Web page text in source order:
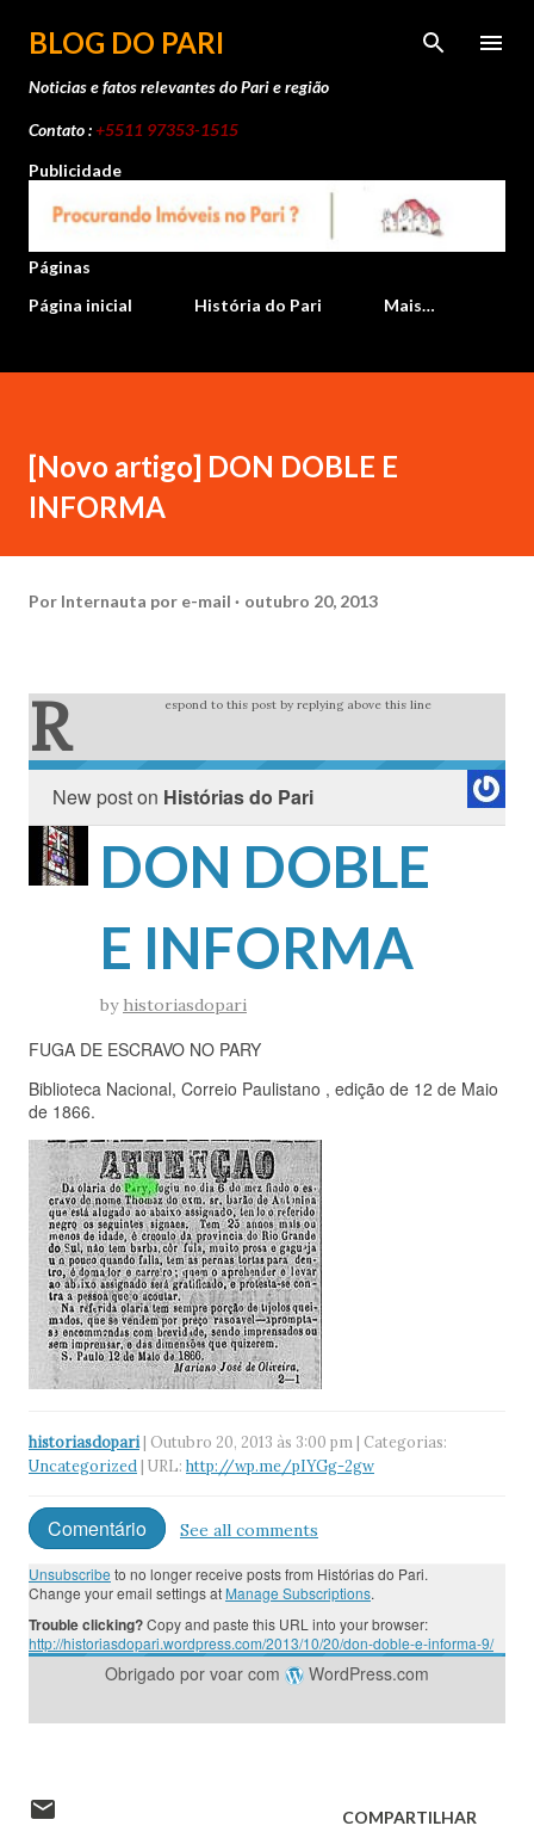
Pular para o conteúdo principal
BLOG DO PARI
Noticias e fatos relevantes do Pari e região
Contato :+5511 97353-1515
Publicidade
Páginas
Página inicial
História do Pari Mais…
[Novo artigo] DON DOBLE E
INFORMA
Por Internauta por e-mail outubro 20, 2013
R espond to this post by replying above this line
New post on Histórias do Pari
DON DOBLE
E INFORMA
by historiasdopari
FUGA DE ESCRAVO NO PARY
Biblioteca Nacional, Correio Paulistano , edição de 12 de Maio
de 1866.
historiasdopari| Outubro 20, 2013 às 3:00 pm | Categorias:
Uncategorized | URL: http://wp.me/pIYGg-2gw
Comentário See all comments
Unsubscribe to no longer receive posts from Histórias do Pari.
Change your email settings at Manage Subscriptions.
Trouble clicking?Copy and paste this URL into your browser:
http://historiasdopari.wordpress.com/2013/10/20/don-doble-e-informa-9/
Obrigado por voar com WordPress.com
COMPARTILHAR